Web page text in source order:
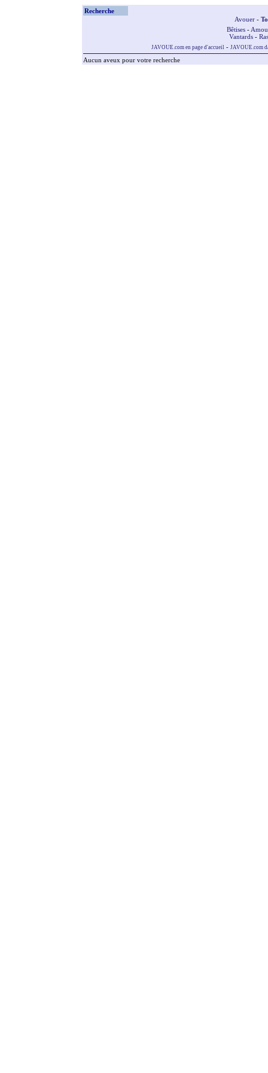
Recherche
Avouer -
Bêtises -
Vantards-
JAVOUE.com en page d'accueil - JAVOUE.com
Aucun aveux pour votre recherche